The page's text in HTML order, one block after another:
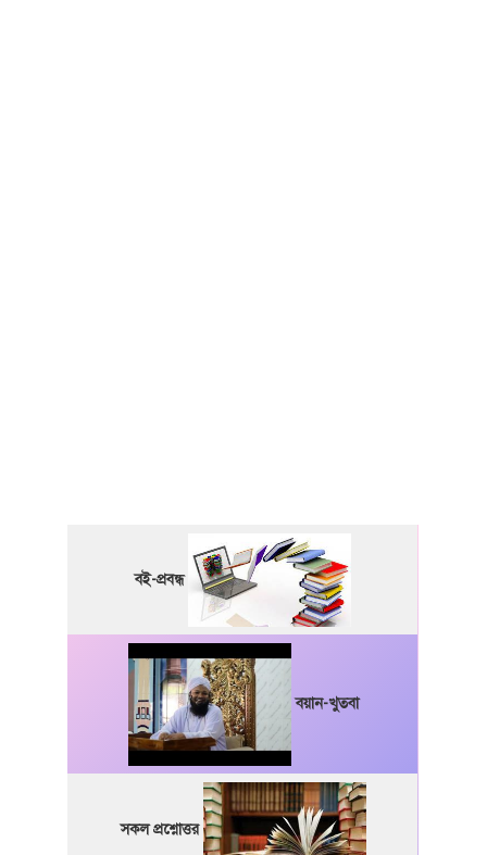
বই-প্রবন্ধ
বয়ান-খুতবা
সকল প্রশ্নোত্তর